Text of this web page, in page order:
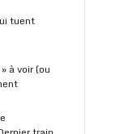
tuent
à voir (ou